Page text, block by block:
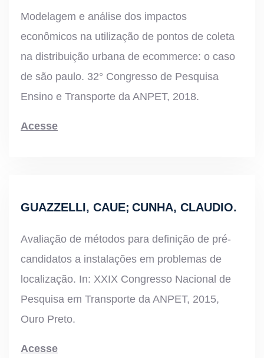
Modelagem e análise dos impactos
econômicos na utilização de pontos de coleta
na distribuição urbana de ecommerce: o caso
de são paulo. 32° Congresso de Pesquisa
Ensino e Transporte da ANPET, 2018.
Acesse
GUAZZELLI, CAUE; CUNHA, CLAUDIO.
Avaliação de métodos para definição de pré-
candidatos a instalações em problemas de
localização. In: XXIX Congresso Nacional de
Pesquisa em Transporte da ANPET, 2015,
Ouro Preto.
Acesse